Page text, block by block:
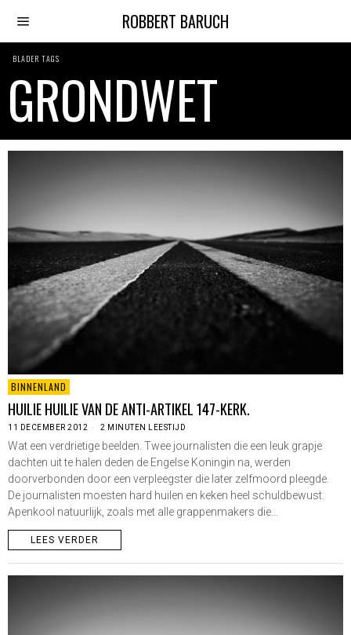
ROBBERT BARUCH
BLADER TAGS
GRONDWET
BINNENLAND
HUILIE HUILIE VAN DE ANTI-ARTIKEL 147-KERK.
11 DECEMBER 2012 2 MINUTEN LEESTIJD
Wat een verdrietige beelden. Twee journalisten die een leuk grapje
dachten uit te halen deden de Engelse Koningin na, werden
doorverbonden door een verpleegster die later zelfmoord pleegde.
De journalisten moesten hard huilen en keken heel schuldbewust.
Apenkool natuurlijk, zoals met alle grappenmakers die…
LEES VERDER